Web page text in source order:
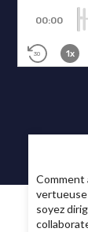
Comment
vertueuse
soyez